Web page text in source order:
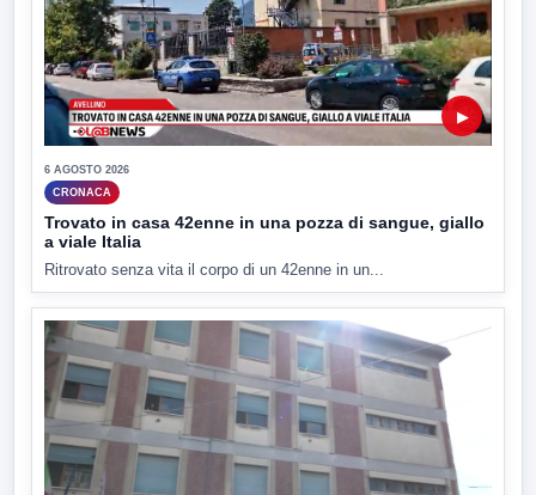
▶
6 AGOSTO 2026
CRONACA
Trovato in casa 42enne in una pozza di sangue, giallo
a viale Italia
Ritrovato senza vita il corpo di un 42enne in un...